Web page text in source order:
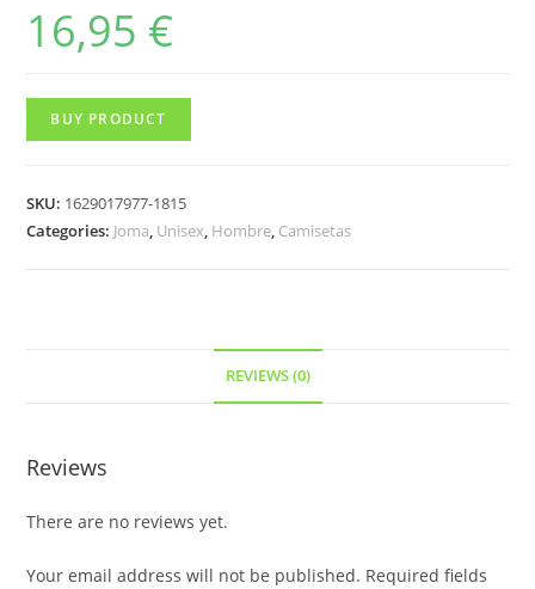
16,95 €
BUY PRODUCT
SKU: 1629017977-1815
Categories: Joma, Unisex, Hombre, Camisetas
REVIEWS (0)
Reviews
There are no reviews yet.
Your email address will not be published. Required fields